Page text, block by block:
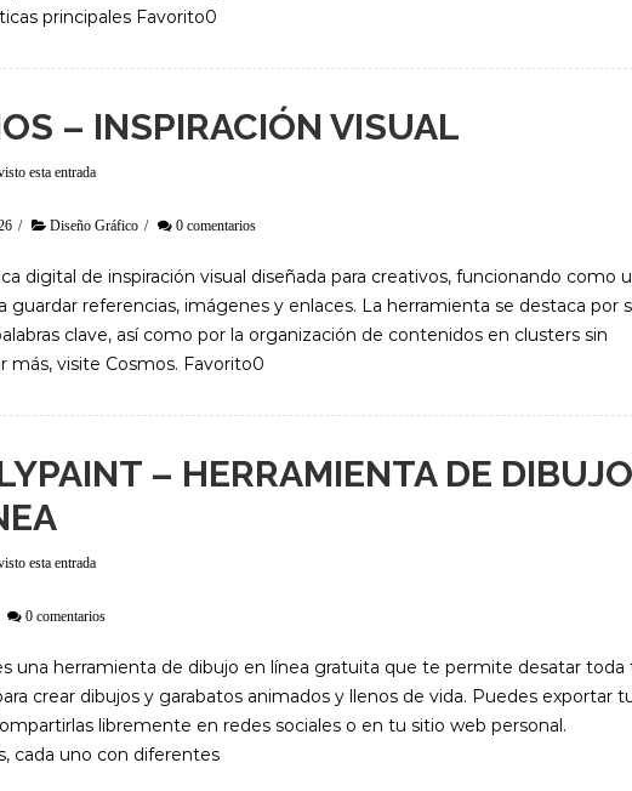
principales Favorito0
– INSPIRACIÓN VISUAL
esta entrada
/ Diseño Gráfico / 0 comentarios
digital de inspiración visual diseñada para creativos, funcionando como
guardar referencias, imágenes y enlaces. La herramienta se destaca por
clave, así como por la organización de contenidos en clusters sin
más, visite Cosmos. Favorito0
– HERRAMIENTA DE DIBUJO
esta entrada
0 comentarios
una herramienta de dibujo en línea gratuita que te permite desatar toda
crear dibujos y garabatos animados y llenos de vida. Puedes exportar
libremente en redes sociales o en tu sitio web personal.
cada uno con diferentes